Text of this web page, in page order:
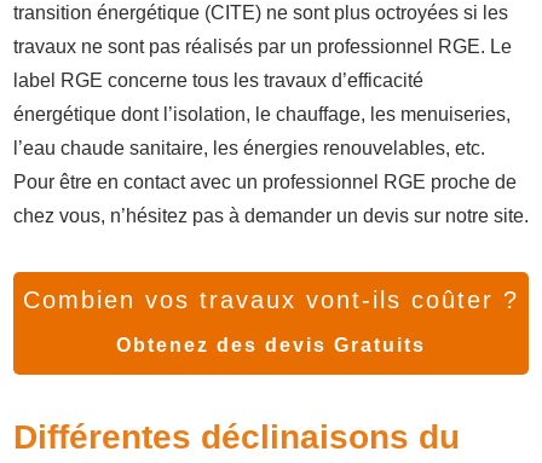
transition énergétique (CITE) ne sont plus octroyées si les
travaux ne sont pas réalisés par un professionnel RGE. Le
label RGE concerne tous les travaux d’efficacité
énergétique dont l’isolation, le chauffage, les menuiseries,
l’eau chaude sanitaire, les énergies renouvelables, etc.
Pour être en contact avec un professionnel RGE proche de
chez vous, n’hésitez pas à demander un devis sur notre site.
Combien vos travaux vont-ils coûter ?
Obtenez des devis Gratuits
Différentes déclinaisons du